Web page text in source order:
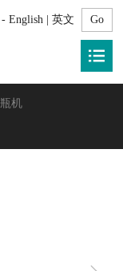
- English | 英文
机